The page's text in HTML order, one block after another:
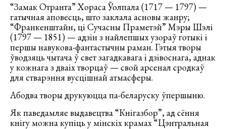
“Замак Отранта” Хораса Ўолпала (1717 — 1797) —
гатычная аповесць, што заклала асновы жанру;
“Франкенштайн, ці Сучасны Праметэй” Мэры Шэлі
(1797 — 1851) — адзін з найлепшых узораў готыкі і
першы навукова-фантастычны раман. Гэтыя творы
ўводзяць чытача ў свет загадкавага і дзівоснага, аднак
у кожнага з дваіх творцаў — свой арсенал сродкаў
для стварэння вусцішнай атмасферы.
Абодва творы друкуюцца па-беларуску ўпершыню.
Як паведамляе выдавецтва “Кнігазбор”, ад сёння
кнігу можна купіць у мінскіх крамах “Цэнтральная